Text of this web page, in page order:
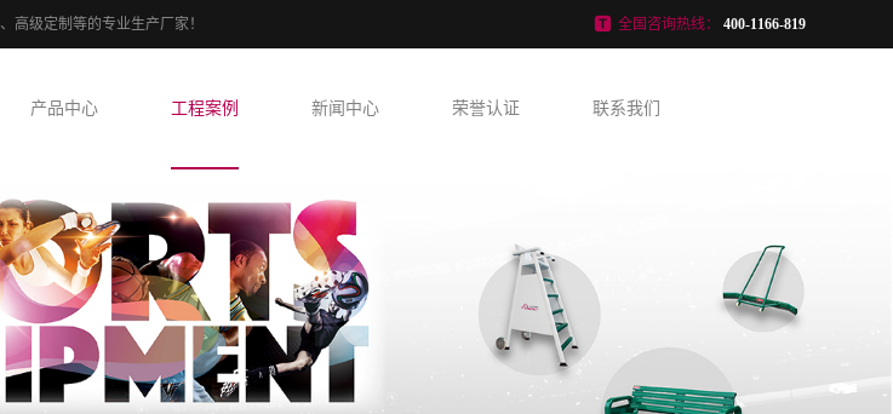
高级定制等的专业生产厂家！ 全国咨询热线： 400-1166-819
产品中心 工程案例 新闻中心 荣誉认证 联系我们